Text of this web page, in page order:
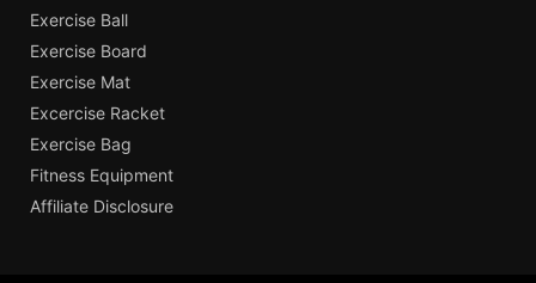
Exercise Ball
Exercise Board
Exercise Mat
Excercise Racket
Exercise Bag
Fitness Equipment
Affiliate Disclosure